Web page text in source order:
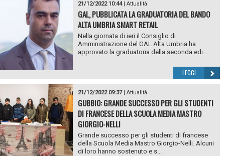
21/12/2022 10:44| Attualità
GAL, PUBBLICATA LA GRADUATORIA DEL BANDO
ALTA UMBRIA SMART RETAIL
Nella giornata di ieri il Consiglio di
Amministrazione del GAL Alta Umbria ha
approvato la graduatoria della seconda edi...
LEGGI
21/12/2022 09:37| Attualità
GUBBIO: GRANDE SUCCESSO PER GLI STUDENTI
DI FRANCESE DELLA SCUOLA MEDIA MASTRO
GIORGIO-NELLI
Grande successo per gli studenti di francese
della Scuola Media Mastro Giorgio-Nelli. Alcuni
di loro hanno sostenuto e s...